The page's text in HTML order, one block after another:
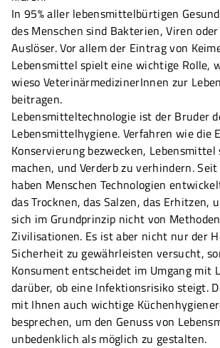
In 95% aller lebensmittelbürtigen
des Menschen sind Bakterien, Viren
Auslöser. Vor allem der Eintrag von
Lebensmittel spielt eine wichtige Rolle,
wieso VeterinärmedizinerInnen zur
beitragen.
Lebensmitteltechnologie ist der Bruder
Lebensmittelhygiene. Verfahren wie die
Konservierung bezwecken, Lebensmittel
machen, und Verderb zu verhindern.
haben Menschen Technologien
das Trocknen, das Salzen, das Erhitzen,
sich im Grundprinzip nicht von
Zivilisationen. Es ist aber nicht nur der
Sicherheit zu gewährleisten versucht,
Konsument entscheidet im Umgang mit
darüber, ob eine Infektionsrisiko steigt.
mit Ihnen auch wichtige
besprechen, um den Genuss von
unbedenklich als möglich zu gestalten.